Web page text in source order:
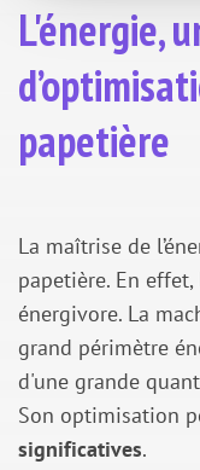
L'énergie,
papetière
La maîtrise de
papetière. En
énergivore. La
grand périmètre
d'une grande
Son optimisation
significatives.